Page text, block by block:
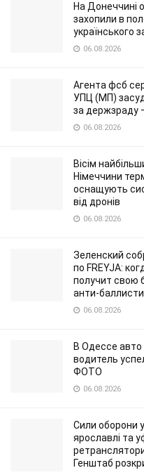
На Донеччині
захопили в
українського
06.08.2026
Агента фсб
УПЦ (МП)
за держзраду
06.08.2026
Вісім
Німеччини
оснащують
від дронів
06.08.2026
Зеленский
по FREYJA:
получит свою
анти-
06.08.2026
В Одессе
водитель
ФОТО
06.08.2026
Сили оборони
ярославлі та
Генштаб